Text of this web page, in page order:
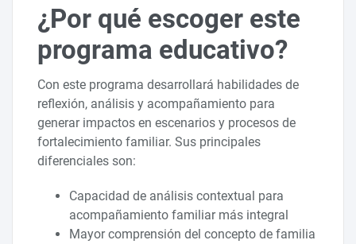
¿Por qué escoger este
programa educativo?
Con este programa desarrollará habilidades de
reflexión, análisis y acompañamiento para
generar impactos en escenarios y procesos de
fortalecimiento familiar. Sus principales
diferenciales son:
Capacidad de análisis contextual para
acompañamiento familiar más integral
Mayor comprensión del concepto de familia